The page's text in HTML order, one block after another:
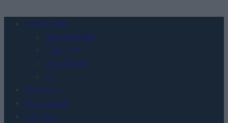
Urządzenia
SMARTFONY
TABLETY
WEARABLE
TV
Recenzje
Porównania
Co kupić